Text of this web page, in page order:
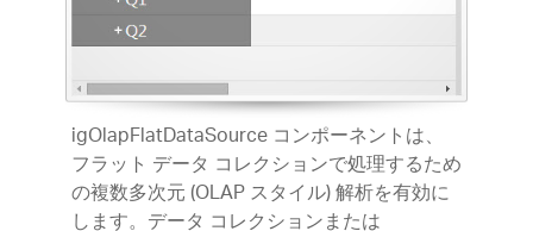
igOlapFlatDataSource コンポーネントは、
フラット データ コレクションで処理するため
の複数多次元 (OLAP スタイル) 解析を有効に